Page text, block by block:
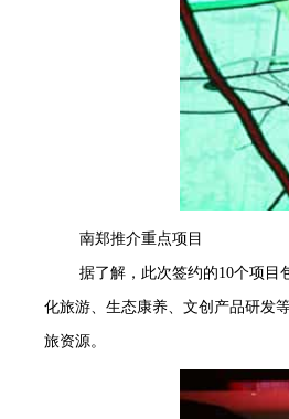
南郑推介重点项目
据了解，此次签约的10个项目
化旅游、生态康养、文创产品研发
旅资源。